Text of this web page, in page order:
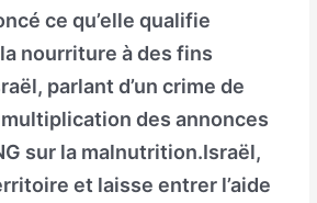
ce qu’elle qualifie
nourriture à des fins
parlant d’un crime de
des annonces
sur la malnutrition.Israël,
et laisse entrer l’aide